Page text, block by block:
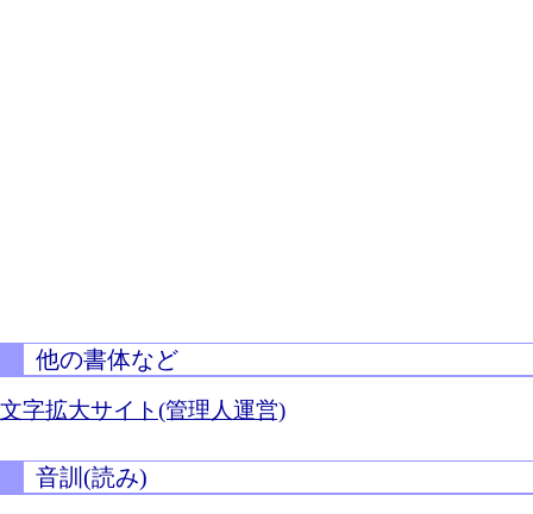
他の書体など
文字拡大サイト(管理人運営)
音訓(読み)